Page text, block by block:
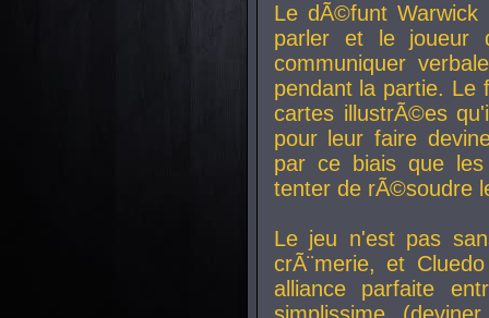
Le dÃ©funt Warwick
parler et le joueur
communiquer
pendant la partie. Le
cartes illustrÃ©es
pour leur faire
par ce biais que
tenter de rÃ©soudre
Le jeu n'est pas
crÃ¨merie, et
alliance parfaite